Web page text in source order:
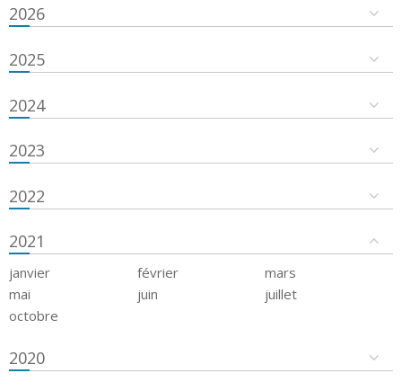
2026
2025
2024
2023
2022
2021
janvier février
mars
mai
juin
juillet
octobre
2020